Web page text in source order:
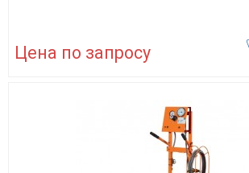
Цена по запросу